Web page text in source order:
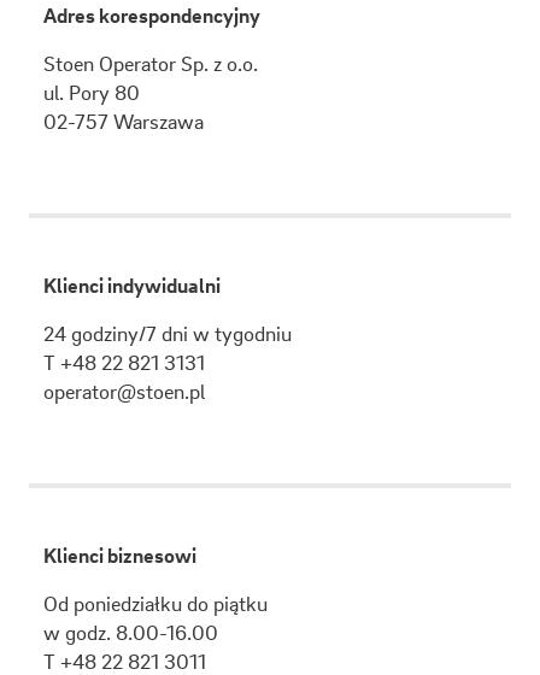
Adres korespondencyjny
Stoen Operator Sp. z o.o.
ul. Pory 80
02-757 Warszawa
Klienci indywidualni
24 godziny/7 dni w tygodniu
T +48 22 821 3131
operator@stoen.pl
Klienci biznesowi
Od poniedziałku do piątku
w godz. 8.00-16.00
T +48 22 821 3011